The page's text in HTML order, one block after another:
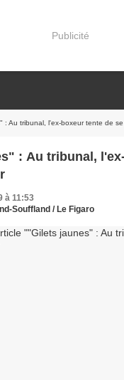
Publicité
: Au tribunal, l'ex-boxeur tente de
: Au tribunal,
à 11:53
Souffland / Le Figaro